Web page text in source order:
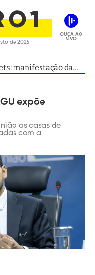
de 2026
OUÇA AO
VIVO
manifestação da
expõe
as casas de
com a